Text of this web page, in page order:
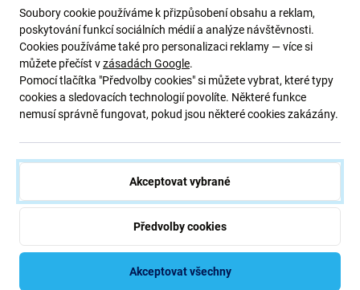
Neustále zlepšujeme naši uhlíkovou stopu, abychom
chránili naši planetu. Přečtěte si více o tom, jak
přizpůsobujeme naše procesy, abychom snížili naši stopu.
Soubory cookie používáme k přizpůsobení obsahu a reklam,
poskytování funkcí sociálních médií a analýze návštěvnosti.
Cookies používáme také pro personalizaci reklamy — více si
můžete přečíst vzásadách Google.
Pomocí tlačítka "Předvolby cookies" si můžete vybrat, které typy
cookies a sledovacích technologií povolíte. Některé funkce
nemusí správně fungovat, pokud jsou některé cookies zakázány.
Akceptovat vybrané
Předvolby cookies
Akceptovat všechny